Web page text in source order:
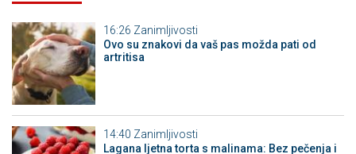
16:26 Zanimljivosti
Ovo su znakovi da vaš pas možda pati od
artritisa
14:40 Zanimljivosti
Lagana ljetna torta s malinama: Bez pečenja i